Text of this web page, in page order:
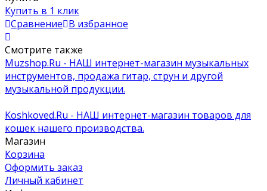
Купить в 1 клик
Сравнение В избранное
Смотрите также
Muzshop.Ru - НАШ интернет-магазин музыкальных
инструментов, продажа гитар, струн и другой
музыкальной продукции.
Koshkoved.Ru - НАШ интернет-магазин товаров для
кошек нашего производства.
Магазин
Корзина
Оформить заказ
Личный кабинет